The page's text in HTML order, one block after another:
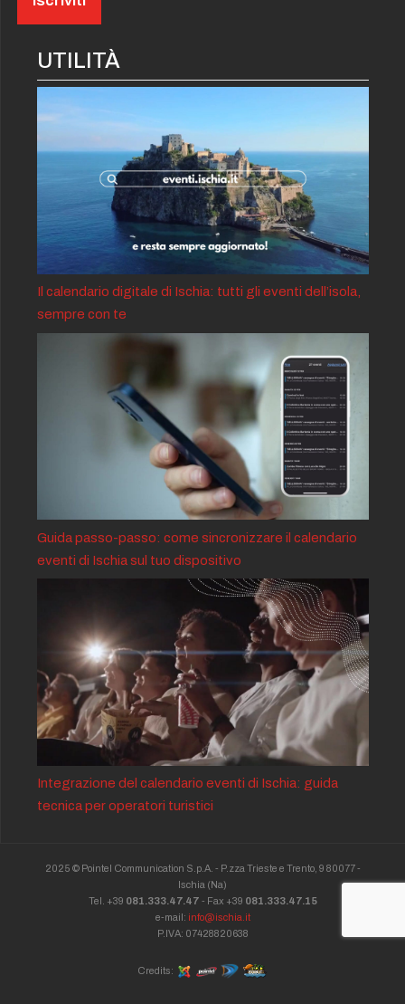
UTILITÀ
Il calendario digitale di Ischia: tutti gli eventi dell’isola,
sempre con te
Guida passo-passo: come sincronizzare il calendario
eventi di Ischia sul tuo dispositivo
Integrazione del calendario eventi di Ischia: guida
tecnica per operatori turistici
2025 © Pointel Communication S.p.A. - P.zza Trieste e Trento, 9 80077 -
Ischia (Na)
Tel. +39 081.333.47.47 - Fax +39 081.333.47.15
e-mail: info@ischia.it
P.IVA: 07428820638
Credits: